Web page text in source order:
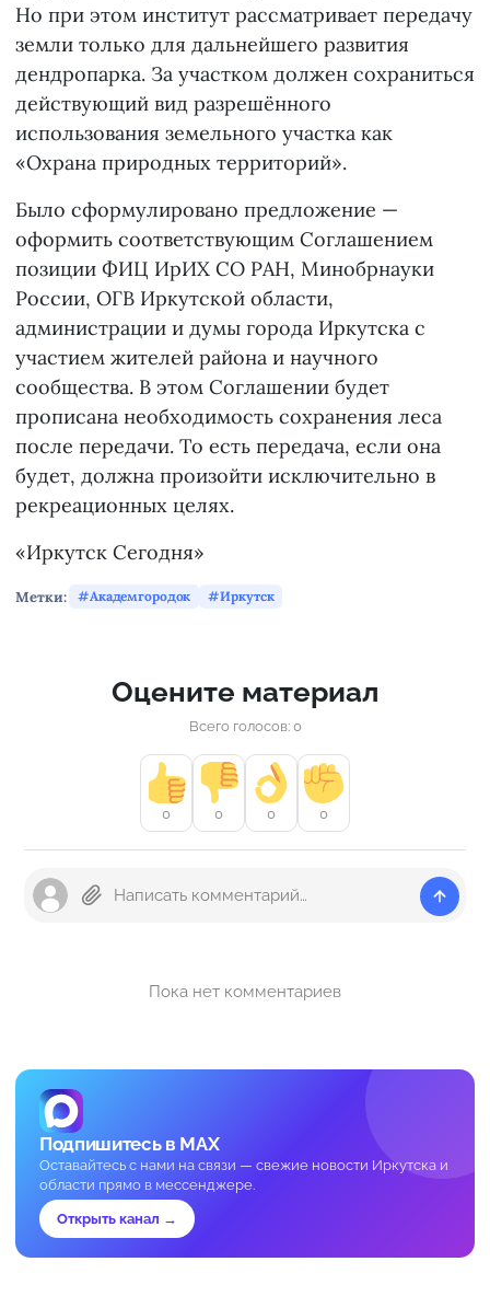
Но при этом институт рассматривает передачу
земли только для дальнейшего развития
дендропарка. За участком должен сохраниться
действующий вид разрешённого
использования земельного участка как
«Охрана природных территорий».
Было сформулировано предложение —
оформить соответствующим Соглашением
позиции ФИЦ ИрИХ СО РАН, Минобрнауки
России, ОГВ Иркутской области,
администрации и думы города Иркутска с
участием жителей района и научного
сообщества. В этом Соглашении будет
прописана необходимость сохранения леса
после передачи. То есть передача, если она
будет, должна произойти исключительно в
рекреационных целях.
«Иркутск Сегодня»
Метки: Академгородок Иркутск
Оцените материал
Всего голосов: 0
0 0 0 0
Пока нет комментариев
Подпишитесь в MAX
Оставайтесь с нами на связи — свежие новости Иркутска и
области прямо в мессенджере.
Открыть канал →